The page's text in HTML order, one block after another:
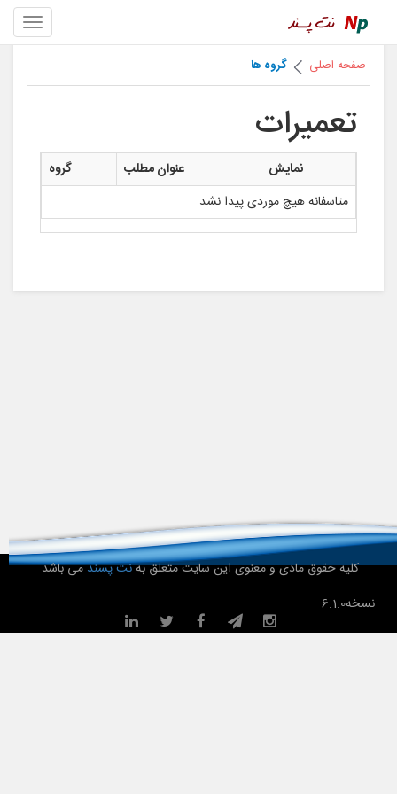
صفحه اصلی گروه ها
تعمیرات
نمایش عنوان مطلب
گروه
متاسفانه هیچ موردی پیدا نشد
کلیه حقوق مادی و معنوی این سایت متعلق بهنت پسندمی باشد.
نسخه6.1.0